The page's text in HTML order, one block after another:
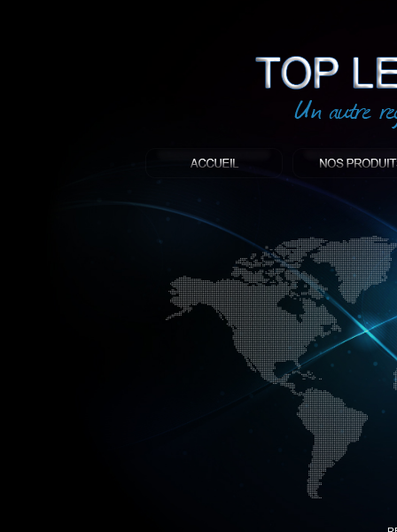
: Top led world
Produit décoratif led
Objet publicitaire led
éclairage blanc led
Enseigne publicitaire
Fabriquant et distributeur français
gamme à base de LED.
led, Topledworld, top led world, top
économie énergie, edf, lumière,